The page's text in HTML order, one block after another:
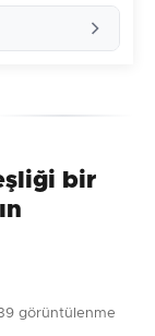
siz yapın!
bir
görüntülenme